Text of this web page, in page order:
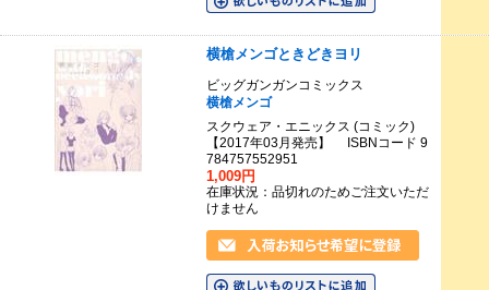
横槍メンゴときどきヨリ
ビッグガンガンコミックス
横槍メンゴ
スクウェア・エニックス (コミック)
【2017年03月発売】 ISBNコード 9
784757552951
1,009円
在庫状況：品切れのためご注文いただ
けません